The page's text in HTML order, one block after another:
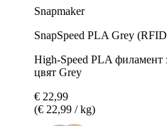
Snapmaker
SnapSpeed PLA Grey
High-Speed PLA филамент
цвят Grey
€ 22,99
(€ 22,99 / kg)